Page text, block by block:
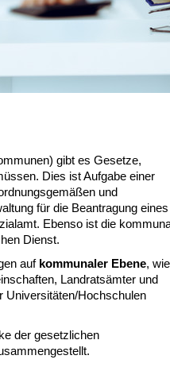
gibt es Gesetze,
Dies ist Aufgabe einer
und
für die Beantragung eines
Ebenso ist die
Dienst.
auf kommunaler Ebene, wie
Landratsämter und
Universitäten/Hochschulen
der gesetzlichen